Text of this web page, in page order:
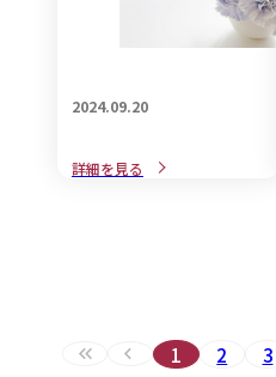
2024.09.20
意外と知らない「喪中と忌
詳細を見る
最初へ（現在のページ
前へ（現在のペ
1 2 3